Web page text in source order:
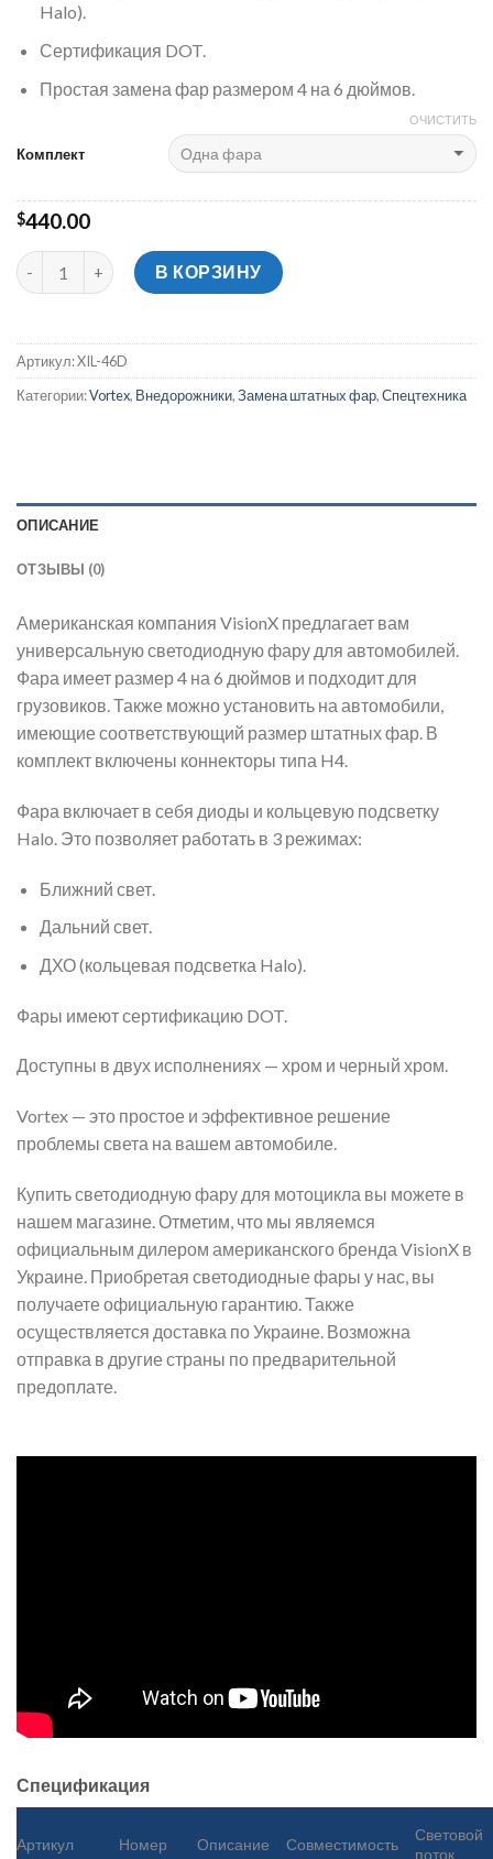
Halo).
Сертификация DOT.
Простая замена фар размером 4 на 6 дюймов.
Комплект
ОЧИСТИТЬ
$440.00
В КОРЗИНУ
Артикул:XIL-46D
Категории:Vortex, Внедорожники,Замена штатных фар,Спецтехника
ОПИСАНИЕ
ОТЗЫВЫ (0)
Американская компания VisionX предлагает вам
универсальную светодиодную фару для автомобилей.
Фара имеет размер 4 на 6 дюймов и подходит для
грузовиков. Также можно установить на автомобили,
имеющие соответствующий размер штатных фар. В
комплект включены коннекторы типа H4.
Фара включает в себя диоды и кольцевую подсветку
Halo. Это позволяет работать в 3 режимах:
Ближний свет.
Дальний свет.
ДХО (кольцевая подсветка Halo).
Фары имеют сертификацию DOT.
Доступны в двух исполнениях — хром и черный хром.
Vortex — это простое и эффективное решение
проблемы света на вашем автомобиле.
Купить светодиодную фару для мотоцикла вы можете в
нашем магазине. Отметим, что мы являемся
официальным дилером американского бренда VisionX в
Украине. Приобретая светодиодные фары у нас, вы
получаете официальную гарантию. Также
осуществляется доставка по Украине. Возможна
отправка в другие страны по предварительной
предоплате.
Спецификация
Артикул Номер Описание Совместимость
Световой
поток